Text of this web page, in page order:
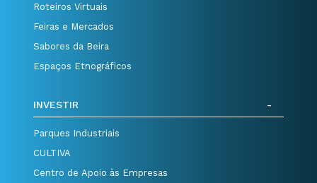
Roteiros Virtuais
Feiras e Mercados
Sabores da Beira
Espaços Etnográficos
INVESTIR
Parques Industriais
CULTIVA
Centro de Apoio às Empresas